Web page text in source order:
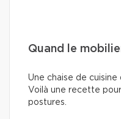
Quand le
Une chaise de
Voilà une recette
postures.